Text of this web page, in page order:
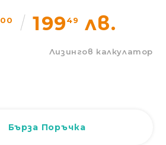
00 19949 лв.
Лизингов калкулатор
Бърза Поръчка